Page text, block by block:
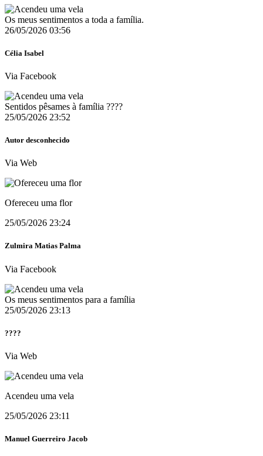
Os meus sentimentos a toda a família.
26/05/2026 03:56
Célia Isabel
Via Facebook
Sentidos pêsames à família ????
25/05/2026 23:52
Autor desconhecido
Via Web
Ofereceu uma flor
25/05/2026 23:24
Zulmira Matias Palma
Via Facebook
Os meus sentimentos para a família
25/05/2026 23:13
????
Via Web
Acendeu uma vela
25/05/2026 23:11
Manuel Guerreiro Jacob